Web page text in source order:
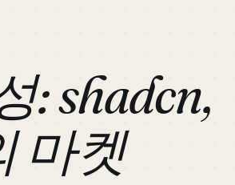
: shadcn,
마켓